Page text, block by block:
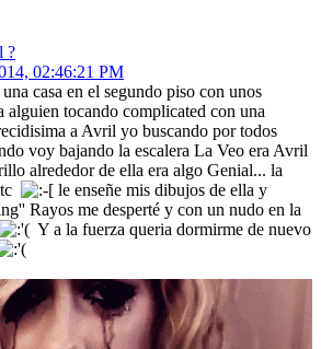
?
02:46:21 PM
casa en el segundo piso con unos
alguien tocando complicated con una
a Avril yo buscando por todos
voy bajando la escalera La Veo era Avril
alrededor de ella era algo Genial... la
le enseñe mis dibujos de ella y
Rayos me desperté y con un nudo en la
Y a la fuerza queria dormirme de nuevo